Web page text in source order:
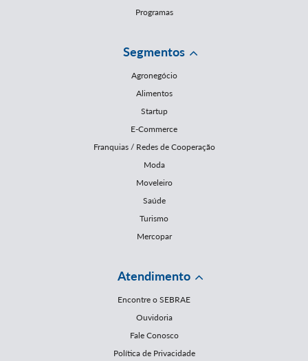
Programas
Segmentos
Agronegócio
Alimentos
Startup
E-Commerce
Franquias / Redes de Cooperação
Moda
Moveleiro
Saúde
Turismo
Mercopar
Atendimento
Encontre o SEBRAE
Ouvidoria
Fale Conosco
Política de Privacidade